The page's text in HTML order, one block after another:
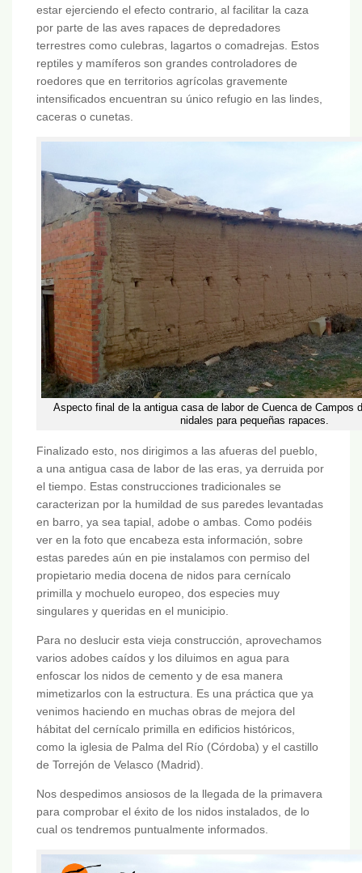
estar ejerciendo el efecto contrario, al facilitar la caza
por parte de las aves rapaces de depredadores
terrestres como culebras, lagartos o comadrejas. Estos
reptiles y mamíferos son grandes controladores de
roedores que en territorios agrícolas gravemente
intensificados encuentran su único refugio en las lindes,
caceras o cunetas.
Aspecto final de la antigua casa de labor de Cuenca de Campos
nidales para pequeñas rapaces.
Finalizado esto, nos dirigimos a las afueras del pueblo,
a una antigua casa de labor de las eras, ya derruida por
el tiempo. Estas construcciones tradicionales se
caracterizan por la humildad de sus paredes levantadas
en barro, ya sea tapial, adobe o ambas. Como podéis
ver en la foto que encabeza esta información, sobre
estas paredes aún en pie instalamos con permiso del
propietario media docena de nidos para cernícalo
primilla y mochuelo europeo, dos especies muy
singulares y queridas en el municipio.
Para no deslucir esta vieja construcción, aprovechamos
varios adobes caídos y los diluimos en agua para
enfoscar los nidos de cemento y de esa manera
mimetizarlos con la estructura. Es una práctica que ya
venimos haciendo en muchas obras de mejora del
hábitat del cernícalo primilla en edificios históricos,
como la iglesia de Palma del Río (Córdoba) y el castillo
de Torrejón de Velasco (Madrid).
Nos despedimos ansiosos de la llegada de la primavera
para comprobar el éxito de los nidos instalados, de lo
cual os tendremos puntualmente informados.